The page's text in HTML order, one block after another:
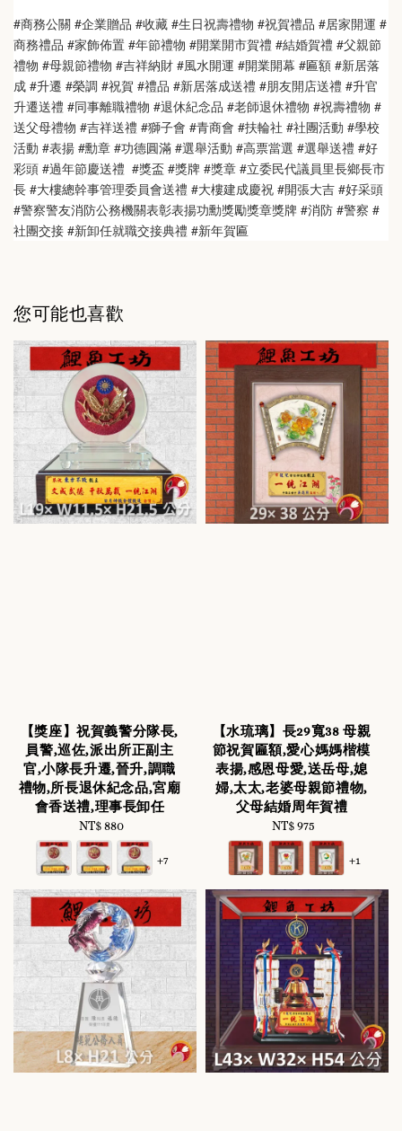
#商務公關 #企業贈品 #收藏 #生日祝壽禮物 #祝賀禮品 #居家開運 #
商務禮品 #家飾佈置 #年節禮物 #開業開市賀禮 #結婚賀禮 #父親節
禮物 #母親節禮物 #吉祥納財 #風水開運 #開業開幕 #匾額 #新居落
成 #升遷 #榮調 #祝賀 #禮品 #新居落成送禮 #朋友開店送禮 #升官
升遷送禮 #同事離職禮物 #退休紀念品 #老師退休禮物 #祝壽禮物 #
送父母禮物 #吉祥送禮 #獅子會 #青商會 #扶輪社 #社團活動 #學校
活動 #表揚 #勳章 #功德圓滿 #選舉活動 #高票當選 #選舉送禮 #好
彩頭 #過年節慶送禮  #獎盃 #獎牌 #獎章 #立委民代議員里長鄉長市
長 #大樓總幹事管理委員會送禮 #大樓建成慶祝 #開張大吉 #好采頭
#警察警友消防公務機關表彰表揚功勳獎勵獎章獎牌 #消防 #警察 #
社團交接 #新卸任就職交接典禮 #新年賀匾
您可能也喜歡
【獎座】祝賀義警分隊長,
員警,巡佐,派出所正副主
官,小隊長升遷,晉升,調職
禮物,所長退休紀念品,宮廟
會香送禮,理事長卸任
Regular
price
NT$ 880
+7
【水琉璃】長29寬38 母親
節祝賀匾額,愛心媽媽楷模
表揚,感恩母愛,送岳母,媳
婦,太太,老婆母親節禮物,
父母結婚周年賀禮
Regular
price
NT$ 975
+1